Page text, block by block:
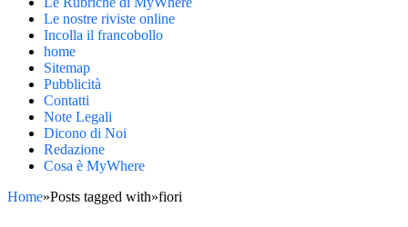
Le nostre riviste online
Incolla il francobollo
home
Sitemap
Pubblicità
Contatti
Note Legali
Dicono di Noi
Redazione
Cosa è MyWhere
Home»Posts tagged with»fiori